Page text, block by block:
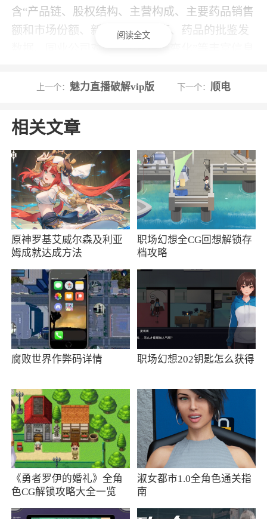
含“产品链、股权结构、主营构成、主要药品销售
额和市场份额、新药的研发进度、药品的批鉴发
观、产经、公司进行分类，支持自定义订阅功能
4、提供高度定制的工作台布局和部件管理功
能，并可选择日程管理、新闻中心、邮件等公共
部件
5、数据监控涵盖传统的基本面数据 ，以及
汽车、房地产、传媒、大宗商品、医药、互联
网、招聘等多个行业的特色数据，帮助研究者了
解市场动态
标、公告事件、PE/PB band、同业对比、分析师
预期、个股研报等丰富的投研信息
小编评价
1、萝卜投研为用户提供全新的理财投资平
找优质的理财产品，帮助用户轻松投资理财。萝
卜投研可以帮助用户快速发现投资线索
2、为用户提供了全新的投资分析，首先经过
人工智能分析大数据，然后专业的理财师优选结
果，最后推送给用户最优质的理财产品
更新日志
阅读全文
上一个： 魅力直播破解vip版 下一个： 顺电
相关文章
原神罗基艾威尔森及利亚
姆成就达成方法
职场幻想全CG回想解锁存
档攻略
腐败世界作弊码详情 职场幻想202钥匙怎么获得
《勇者罗伊的婚礼》全角
色CG解锁攻略大全一览
淑女都市1.0全角色通关指
南